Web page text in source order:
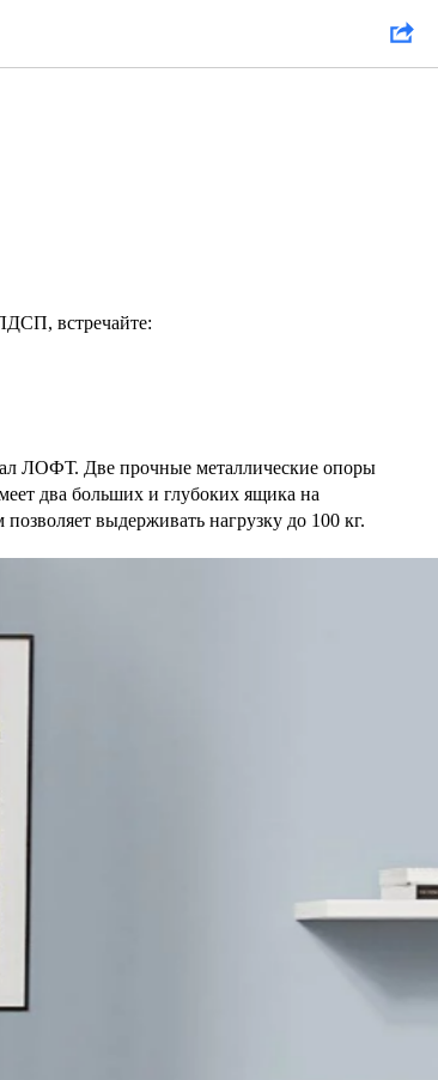
встречайте:
ЛОФТ. Две прочные металлические опоры
два больших и глубоких ящика на
выдерживать нагрузку до 100 кг.